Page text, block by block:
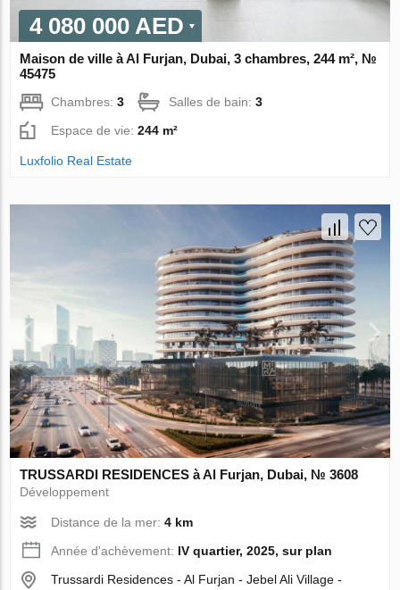
4 080 000 AED
Maison de ville à Al Furjan, Dubai, 3 chambres, 244 m², №
45475
Chambres:3 Salles de bain:3
Espace de vie:244 m²
Luxfolio Real Estate
TRUSSARDI RESIDENCES à Al Furjan, Dubai, № 3608
Développement
Distance de la mer:4 km
Année d'achèvement: IV quartier, 2025, sur plan
Trussardi Residences - Al Furjan - Jebel Ali Village -